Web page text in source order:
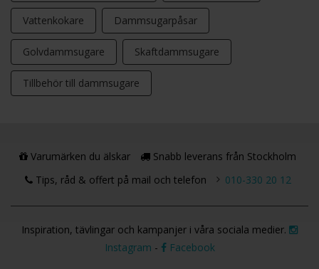
Vattenkokare Dammsugarpåsar
Golvdammsugare Skaftdammsugare
Tillbehör till dammsugare
Varumärken du älskar
Snabb leverans från Stockholm
Tips, råd & offert på mail och telefon
010-330 20 12
Inspiration, tävlingar och kampanjer i våra sociala medier.
Instagram - Facebook